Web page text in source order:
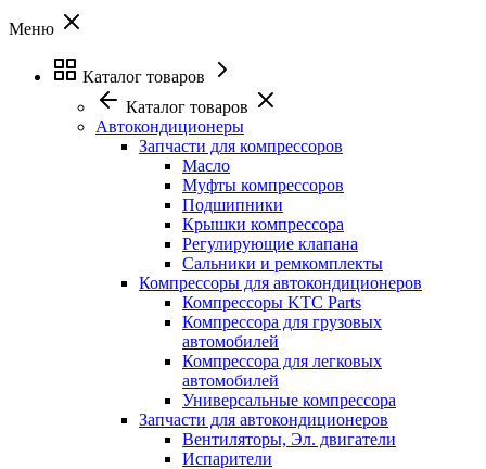
Меню
Каталог товаров
Каталог товаров
Автокондиционеры
Запчасти для компрессоров
Масло
Муфты компрессоров
Подшипники
Крышки компрессора
Регулирующие клапана
Сальники и ремкомплекты
Компрессоры для автокондиционеров
Компрессоры KTC Parts
Компрессора для грузовых
автомобилей
Компрессора для легковых
автомобилей
Универсальные компрессора
Запчасти для автокондиционеров
Вентиляторы, Эл. двигатели
Испарители